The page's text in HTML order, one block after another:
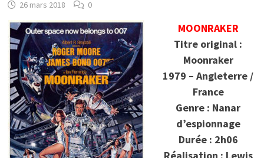
26 mars 2018 0
MOONRAKER
Titre original :
Moonraker
1979 – Angleterre /
France
Genre : Nanar
d’espionnage
Durée : 2h06
Réalisation : Lewis